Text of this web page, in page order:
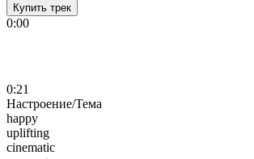
Купить трек
0:00
0:21
Настроение/Тема
happy
uplifting
cinematic